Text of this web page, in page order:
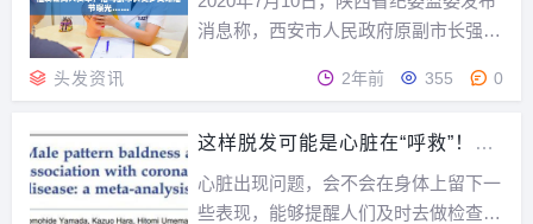
了，这个副作用因...
消息称，西安市人民政府原副市长强小
审查和监察调查。这位从基层干起、履
历的干部，在被免去副市长职务3个月
后，以“落马”的消息重回公众视野，引
起舆论哗然...
头发资讯 2年前 355 0
这样脱发可能是心脏在“呼救”！留
心脏出现问题，会不会在身体上留下一
些表现，能够提醒人们及时去做检查？